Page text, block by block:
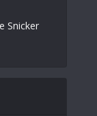
Snicker